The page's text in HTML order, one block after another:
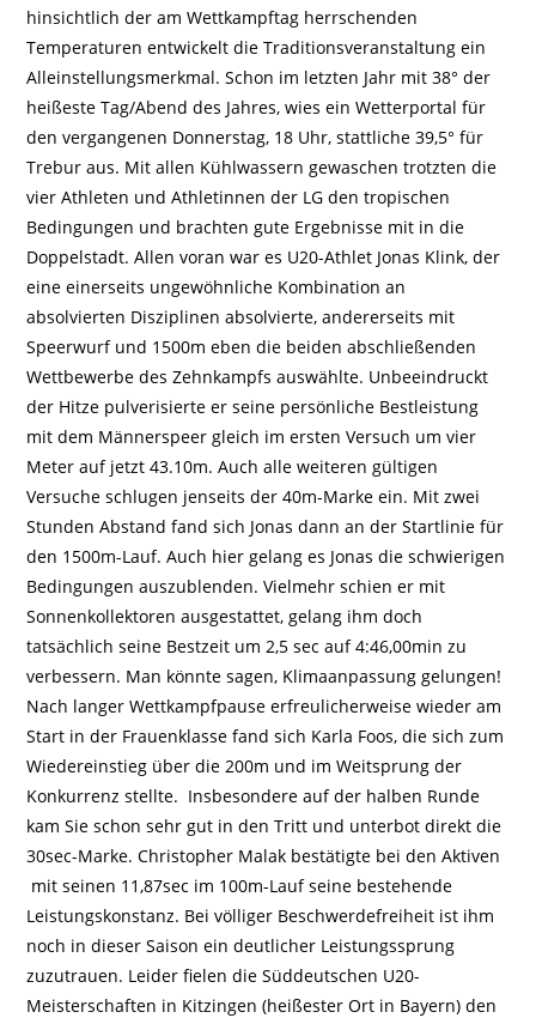
hinsichtlich der am Wettkampftag herrschenden
Temperaturen entwickelt die Traditionsveranstaltung ein
Alleinstellungsmerkmal. Schon im letzten Jahr mit 38° der
heißeste Tag/Abend des Jahres, wies ein Wetterportal für
den vergangenen Donnerstag, 18 Uhr, stattliche 39,5° für
Trebur aus. Mit allen Kühlwassern gewaschen trotzten die
vier Athleten und Athletinnen der LG den tropischen
Bedingungen und brachten gute Ergebnisse mit in die
Doppelstadt. Allen voran war es U20-Athlet Jonas Klink, der
eine einerseits ungewöhnliche Kombination an
absolvierten Disziplinen absolvierte, andererseits mit
Speerwurf und 1500m eben die beiden abschließenden
Wettbewerbe des Zehnkampfs auswählte. Unbeeindruckt
der Hitze pulverisierte er seine persönliche Bestleistung
mit dem Männerspeer gleich im ersten Versuch um vier
Meter auf jetzt 43.10m. Auch alle weiteren gültigen
Versuche schlugen jenseits der 40m-Marke ein. Mit zwei
Stunden Abstand fand sich Jonas dann an der Startlinie für
den 1500m-Lauf. Auch hier gelang es Jonas die schwierigen
Bedingungen auszublenden. Vielmehr schien er mit
Sonnenkollektoren ausgestattet, gelang ihm doch
tatsächlich seine Bestzeit um 2,5 sec auf 4:46,00min zu
verbessern. Man könnte sagen, Klimaanpassung gelungen!
Nach langer Wettkampfpause erfreulicherweise wieder am
Start in der Frauenklasse fand sich Karla Foos, die sich zum
Wiedereinstieg über die 200m und im Weitsprung der
Konkurrenz stellte. Insbesondere auf der halben Runde
kam Sie schon sehr gut in den Tritt und unterbot direkt die
30sec-Marke. Christopher Malak bestätigte bei den Aktiven
mit seinen 11,87sec im 100m-Lauf seine bestehende
Leistungskonstanz. Bei völliger Beschwerdefreiheit ist ihm
noch in dieser Saison ein deutlicher Leistungssprung
zuzutrauen. Leider fielen die Süddeutschen U20-
Meisterschaften in Kitzingen (heißester Ort in Bayern) den